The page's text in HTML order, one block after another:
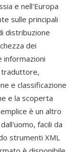
e nell'Europa
sulle principali
distribuzione
dei
informazioni
traduttore,
e classificazione
e la scoperta
è un altro
facili da
strumenti XML